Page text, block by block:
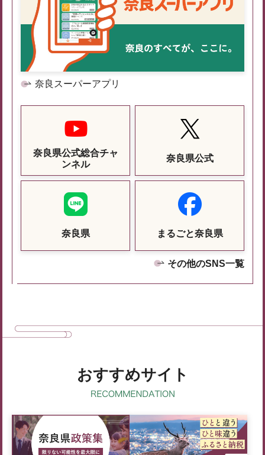
奈良スーパーアプリ
奈良県公式総合チャ
ンネル
奈良県公式
奈良県 まるごと奈良県
その他のSNS一覧
おすすめサイト